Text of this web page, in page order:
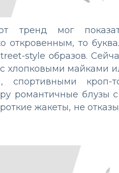
мог
откровенным, то
style образов.
с хлопковыми майками
спортивными
романтичные блузы
жакеты, не